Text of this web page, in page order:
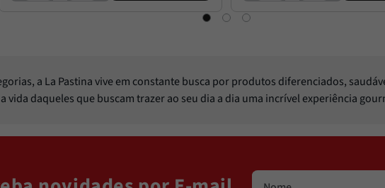
a La Pastina vive em constante busca por produtos diferenciados,
vida daqueles que buscam trazer ao seu dia a dia uma incrível experiência